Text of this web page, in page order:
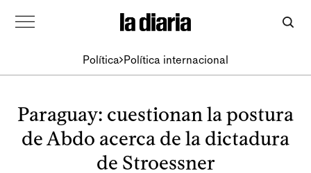
Política Política internacional
Paraguay: cuestionan la postura
de Abdo acerca de la dictadura
de Stroessner